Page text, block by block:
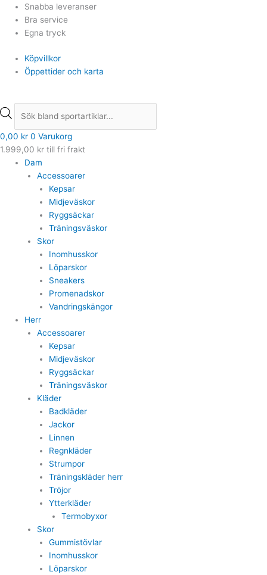
Hoppa
innehåll
Snabba leveranser
Bra service
Egna tryck
Köpvillkor
Öppettider och karta
Products
search
0,00 kr 0 Varukorg
1.999,00 kr till fri frakt
Dam
Accessoarer
Kepsar
Midjeväskor
Ryggsäckar
Träningsväskor
Skor
Inomhusskor
Löparskor
Sneakers
Promenadskor
Vandringskängor
Herr
Accessoarer
Kepsar
Midjeväskor
Ryggsäckar
Träningsväskor
Kläder
Badkläder
Jackor
Linnen
Regnkläder
Strumpor
Träningskläder herr
Tröjor
Ytterkläder
Termobyxor
Skor
Gummistövlar
Inomhusskor
Löparskor
Products
search